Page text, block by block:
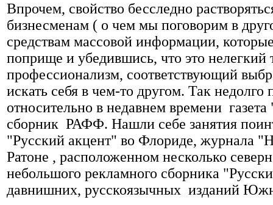
Впрочем, свойство бесследно
бизнесменам ( о чем мы поговорим в
средствам массовой информации,
поприще и убедившись, что это
профессионализм, соответствующий
искать себя в чем-то другом. Так недолго
относительно в недавнем времени
сборник РАФФ. Нашли себе занятия
"Русский акцент" во Флориде, журнала
Ратоне , расположенном несколько
небольшого рекламного сборника
давнишних, русскоязычных изданий